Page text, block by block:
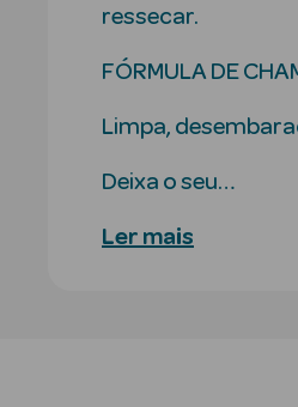
ressecar.
FÓRMULA DE
Limpa,
Deixa o seu…
Ler mais